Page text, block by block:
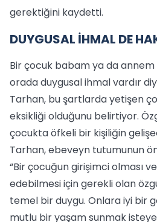
gerektiğini kaydetti.
DUYGUSAL İHMAL DE
Bir çocuk babam ya da
orada duygusal ihmal vardır
Tarhan, bu şartlarda yetişen
eksikliği olduğunu belirtiyor.
çocukta öfkeli bir kişiliğin
Tarhan, ebeveyn tutumunun
“Bir çocuğun girişimci olması
edebilmesi için gerekli olan
temel bir duygu. Onlara iyi bir
mutlu bir yaşam sunmak